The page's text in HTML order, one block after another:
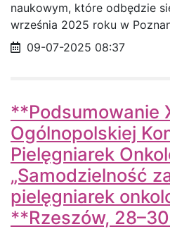
naukowym, które odbędzie
września 2025 roku w
Data opublikowania
09-07-2025 08:37
**Podsumowanie
Ogólnopolskiej
Pielęgniarek
„Samodzielność
pielęgniarek
**Rzeszów,